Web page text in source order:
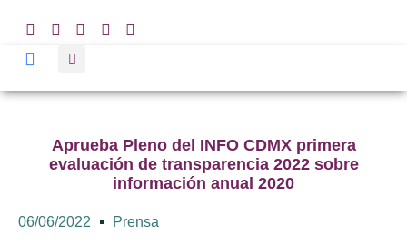
Aprueba Pleno del INFO CDMX primera
evaluación de transparencia 2022 sobre
información anual 2020
06/06/2022 Prensa